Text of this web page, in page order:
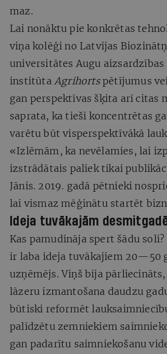
maz.
Lai nonāktu pie konkrētas
viņa kolēģi no Latvijas
universitātes Augu
institūta Agrihortspētījumus
gan perspektīvas šķita arī citas
saprata, ka tieši koncentrētas
varētu būt visperspektīvākā
«Izlēmām, ka nevēlamies, lai
izstrādātais paliek tikai
Jānis. 2019. gadā pētnieki
lai vismaz mēģinātu startēt
Ideja tuvākajām
Kas pamudināja spert šādu
ir laba ideja tuvākajiem 20—50
uzņēmējs. Viņš bija pārliecināts,
lāzeru izmantošana daudzu
būtiski reformēt
palīdzētu zemniekiem
gan padarītu saimniekošanu